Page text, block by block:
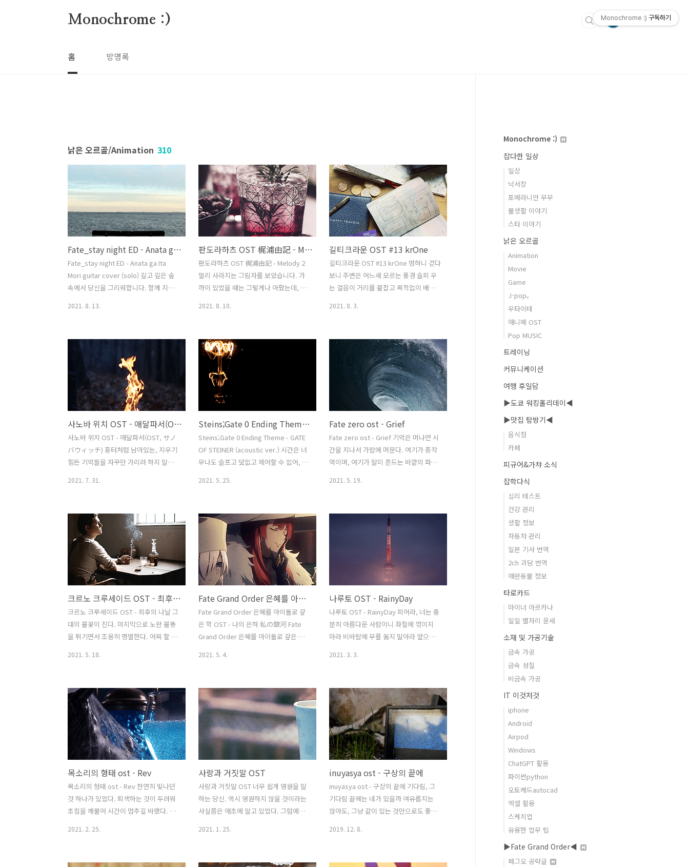
Monochrome :)
홈 방명록
낡은 오르골/Animation 310
Fate_stay night ED - Anata ga Ita Mori guitar cover (solo)
Fate_stay night ED - Anata ga Ita
Mori guitar cover (solo) 깊고 깊은 숲
속에서 당신을 그리워합니다. 함께 지냈
만 한참을 덧없이 허공만 내저어버립니
다. 당신을 만나고 싶어서 계속, 만나고 싶
다고 계속 생각합니다. 잠들 수 없는 밤을
넘어서, 당신이 남겨둔 추억과 아픔에 감
싸여서 조용히 잠이 들어버렸으면 합니
다. 깊고 깊은 이 숲 속에서.
2021. 8. 13.
판도라하츠 OST 梶浦由記 - Melody 2
판도라하츠 OST 梶浦由記 - Melody 2
멀리 사라지는 그림자를 보았습니다. 가
까이 있었을 때는 그렇게나 아팠는데, 점
리고, 웃음소리도 녹슬었으며, 짧게 걸었
던 밤거리는 빛이 바래버렸습니다. 갈림
길의 끝에서, 결국에는 같은 길을 갈 수 없
었습니다. 그래도, 그 짧은 여정을 부정하
지 않습니다. 행복했었으니까, 즐거웠으
니까 내 감정 하나는 진실되었으니까.
2021. 8. 10.
길티크라운 OST #13 krOne
길티크라운 OST #13 krOne 멍하니 걷다
보니 주변은 어느새 모르는 풍경 슬피 우
는 걸음이 거리를 붙잡고 목적없이 배회
다시 시야는 낮선 풍경으로.
2021. 8. 3.
사노바 위치 OST - 애달파서(OST, サノバウィッチ)
사노바 위치 OST - 애달파서(OST, サノ
バウィッチ) 흉터처럼 남아있는, 지우기
힘든 기억들을 자꾸만 가리려 하지 말아
2021. 7. 31.
Steins;Gate 0 Ending Theme - GATE OF STEINER (acoustic ver.)
Steins;Gate 0 Ending Theme - GATE
OF STEINER (acoustic ver.) 시간은 너
무나도 슬프고 덧없고 제어할 수 없어, 강
리며 새로운 세계로 도약을 약속하며 우
리는 무엇을 위해 존재하는지 이야기해줘
별은 밝게 타오르지만 그들은 결국 사라
질거야 이 순간을 마지막으로 영원히 우
리는 하늘을 표류하게 될거야
2021. 5. 25.
Fate zero ost - Grief
Fate zero ost - Grief 기억은 머나먼 시
간을 지나서 가람에 머문다. 여기가 종착
역이며, 여기가 말미 흔드는 바깥의 파도
다. 노이즈 섞인 흑백 영화와 같이 흐르는
수많은 상념 미련, 시간, 그리고 온도 괴로
움도 무감에 삼켜져, 걸어나간 끝에는 우
윳빛 유리문이 있다. 문득, 돌아본 뒤편으
로 누군가가 마침 걸어나가려 하고 있었
다. 우연히 눈길이 얽힌 그 동洞 안에서 잠
시나마 색이 돌아왔다. 안녕, 하고 눈짓하
며 사라지는 뒷모습에 심장에 금이 간 듯
이 따끔했던건 착각일까. 기억해보려 했
지만, 기억나지 않는다. 알려고 해봤지만,
머릿 속은 이미 하얗다. 다만, 다시는 엇갈
2021. 5. 19.
크르노 크루세이드 OST - 최후의 나날
크르노 크루세이드 OST - 최후의 나날 그
대의 불꽃이 진다. 마지막으로 노란 불똥
을 튀기면서 조용히 명멸한다. 어찌 할 바
사라져가는 것에게, 이별 한 마디 말도 전
할 시간이 없다. 말없이, 말없이 결말을 향
해 조용히 도달하는 그 모습을 두 눈에 새
기는 것 밖에는, 할 수 있는게 없다.
2021. 5. 18.
Fate Grand Order 은혜를 아이돌로 갚은 학 OST - 나의 은하
Fate Grand Order 은혜를 아이돌로 갚
은 학 OST - 나의 은하 私の銀河 Fate
Grand Order 은혜를 아이돌로 갚은 학
星々 私の銀河に 行ったり来たり さみ
しさのアポジーとペリジー 明日はも
っと加速して あなたのもとへ届きま
すように─── 소리의 소립자 굴리고
튀겨서 떠오르는 아련한 생각 튕기면서
묻고 싶어 반짝이는 별들 내 은하에 왔다
가 갔다가 쓸쓸한 아포지와 페리지 내일
은 더 가속해서 당신 곁으로 갈 수 있도록―――
2021. 5. 4.
나루토 OST - RainyDay
나루토 OST - RainyDay 피어라, 너는 충
분히 아름다운 사람이니 좌절에 꺾이지
마라 비바람에 무릎 꿇지 말아라 앞으로
로 나아가면 끝은 있다.
2021. 3. 3.
목소리의 형태 ost - Rev
목소리의 형태 ost - Rev 찬연히 빛나던
것 하나가 있었다. 퇴색하는 것이 두려워
초침을 깨물어 시간이 멈추길 바랬다. 가
고
2021. 2. 25.
사랑과 거짓말 OST
사랑과 거짓말 OST 너무 쉽게 영원을 말
하는 당신. 역시 영원하지 않을 것이라는
사실쯤은 애초에 알고 있었다. 그럼에도
이 예뻐서 그 무모한 눈빛이 울컥할 만큼
2021. 1. 25.
inuyasya ost - 구상의 끝에
inuyasya ost - 구상의 끝에 기다림, 그
기다림 끝에는 네가 있을까 여유롭지는
않아도, 그냥 같이 있는 것만으로도 좋은
2019. 12. 8.
Monochrome :)
잡다한 일상
일상
낙서장
포메라니안 무무
물생활 이야기
스타 이야기
낡은 오르골
Animation
Movie
Game
J-pop。
우타이테
애니메 OST
Pop MUSIC
트레이닝
커뮤니케이션
여행 후일담
▶도쿄 워킹홀리데이◀
▶맛집 탐방기◀
음식점
카페
피규어&가챠 소식
잡학다식
심리 테스트
건강 관리
생활 정보
자동차 관리
일본 기사 번역
2ch 괴담 번역
애완동물 정보
타로카드
마이너 아르카나
일일 별자리 운세
소재 및 가공기술
금속 가공
금속 성질
비금속 가공
IT 이것저것
iphone
Android
Airpod
Windows
ChatGPT 활용
파이썬python
오토캐드autocad
엑셀 활용
스케치업
유용한 업무 팁
▶Fate Grand Order◀
페그오 공략글
Monochrome :) 구독하기